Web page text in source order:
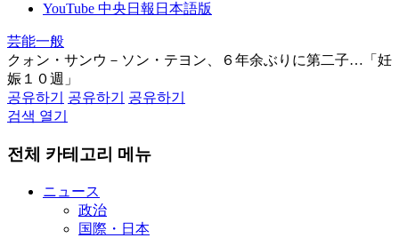
YouTube 中央日報日本語版
芸能一般
クォン・サンウ－ソン・テヨン、６年余ぶりに第二子…「妊
娠１０週」
공유하기
공유하기
공유하기
검색 열기
전체 카테고리 메뉴
ニュース
政治
国際・日本